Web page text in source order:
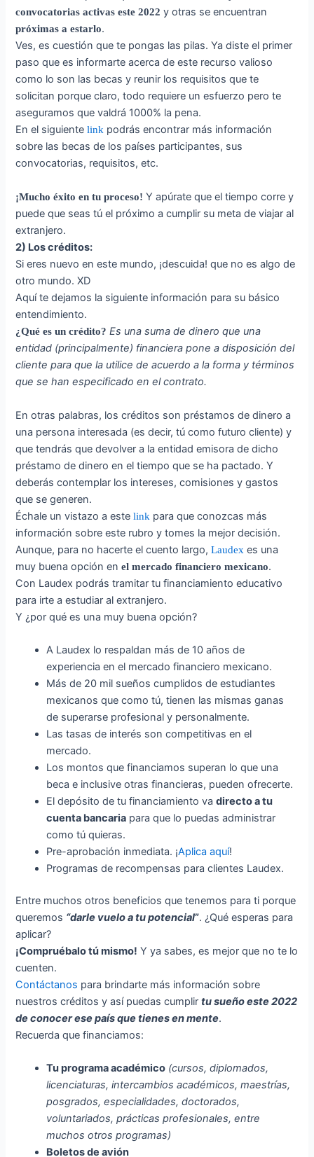
convocatorias activas este 2022y otras se encuentran
próximas a estarlo.
Ves, es cuestión que te pongas las pilas. Ya diste el primer
paso que es informarte acerca de este recurso valioso
como lo son las becas y reunir los requisitos que te
solicitan porque claro, todo requiere un esfuerzo pero te
aseguramos que valdrá 1000% la pena.
En el siguientelink podrás encontrar más información
sobre las becas de los países participantes, sus
convocatorias, requisitos, etc.
¡Mucho éxito en tu proceso! Y apúrate que el tiempo corre y
puede que seas tú el próximo a cumplir su meta de viajar al
extranjero.
2) Los créditos:
Si eres nuevo en este mundo, ¡descuida! que no es algo de
otro mundo. XD
Aquí te dejamos la siguiente información para su básico
entendimiento.
¿Qué es un crédito? Es una suma de dinero que una
entidad (principalmente) financiera pone a disposición del
cliente para que la utilice de acuerdo a la forma y términos
que se han especificado en el contrato.
En otras palabras, los créditos son préstamos de dinero a
una persona interesada (es decir, tú como futuro cliente) y
que tendrás que devolver a la entidad emisora de dicho
préstamo de dinero en el tiempo que se ha pactado. Y
deberás contemplar los intereses, comisiones y gastos
que se generen.
Échale un vistazo a estelink para que conozcas más
información sobre este rubro y tomes la mejor decisión.
Aunque, para no hacerte el cuento largo,Laudex es una
muy buena opción enel mercado financiero mexicano.
Con Laudex podrás tramitar tu financiamiento educativo
para irte a estudiar al extranjero.
Y ¿por qué es una muy buena opción?
A Laudex lo respaldan más de 10 años de
experiencia en el mercado financiero mexicano.
Más de 20 mil sueños cumplidos de estudiantes
mexicanos que como tú, tienen las mismas ganas
de superarse profesional y personalmente.
Las tasas de interés son competitivas en el
mercado.
Los montos que financiamos superan lo que una
beca e inclusive otras financieras, pueden ofrecerte.
El depósito de tu financiamiento vadirecto a tu
cuenta bancaria para que lo puedas administrar
como tú quieras.
Pre-aprobación inmediata. ¡Aplica aquí!
Programas de recompensas para clientes Laudex.
Entre muchos otros beneficios que tenemos para ti porque
queremos “darle vuelo a tu potencial”. ¿Qué esperas para
aplicar?
¡Compruébalo tú mismo! Y ya sabes, es mejor que no te lo
cuenten.
Contáctanos para brindarte más información sobre
nuestros créditos y así puedas cumplirtu sueño este 2022
de conocer ese país que tienes en mente.
Recuerda que financiamos:
Tu programa académico (cursos, diplomados,
licenciaturas, intercambios académicos, maestrías,
posgrados, especialidades, doctorados,
voluntariados, prácticas profesionales, entre
muchos otros programas)
Boletos de avión